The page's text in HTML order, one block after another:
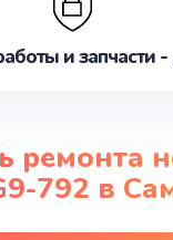
и запчасти
ремонта
792 в